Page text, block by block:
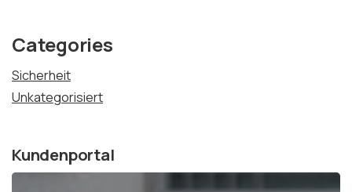
Categories
Sicherheit
Unkategorisiert
Kundenportal